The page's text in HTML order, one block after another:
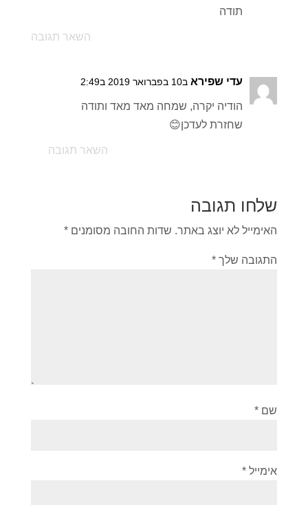
תודה
השאר תגובה
עדי שפירא ב10 בפברואר 2019 ב2:49
הודיה יקרה, שמחה מאד מאד ותודה
שחזרת לעדכן😊
השאר תגובה
שלחו תגובה
האימייל לא יוצג באתר. שדות החובה מסומנים *
התגובה שלך *
שם *
אימייל *